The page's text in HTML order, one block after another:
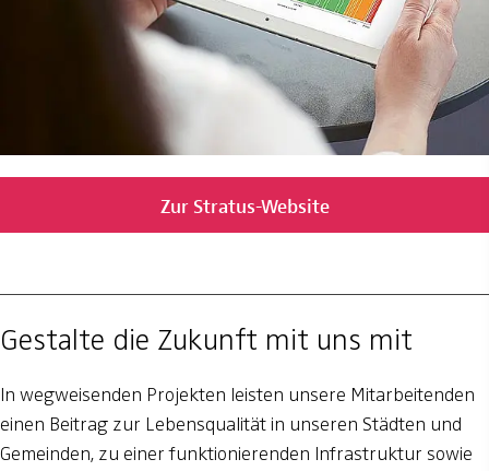
Zur Stratus-Website
Gestalte die Zukunft mit uns mit
In wegweisenden Projekten leisten unsere Mitarbeitenden
einen Beitrag zur Lebensqualität in unseren Städten und
Gemeinden, zu einer funktionierenden Infrastruktur sowie